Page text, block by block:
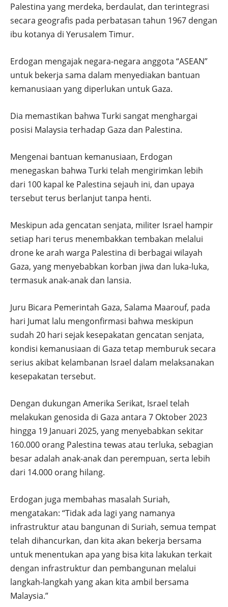
Palestina yang merdeka, berdaulat, dan terintegrasi
secara geografis pada perbatasan tahun 1967 dengan
ibu kotanya di Yerusalem Timur.
Erdogan mengajak negara-negara anggota “ASEAN”
untuk bekerja sama dalam menyediakan bantuan
kemanusiaan yang diperlukan untuk Gaza.
Dia memastikan bahwa Turki sangat menghargai
posisi Malaysia terhadap Gaza dan Palestina.
Mengenai bantuan kemanusiaan, Erdogan
menegaskan bahwa Turki telah mengirimkan lebih
dari 100 kapal ke Palestina sejauh ini, dan upaya
tersebut terus berlanjut tanpa henti.
Meskipun ada gencatan senjata, militer Israel hampir
setiap hari terus menembakkan tembakan melalui
drone ke arah warga Palestina di berbagai wilayah
Gaza, yang menyebabkan korban jiwa dan luka-luka,
termasuk anak-anak dan lansia.
Juru Bicara Pemerintah Gaza, Salama Maarouf, pada
hari Jumat lalu mengonfirmasi bahwa meskipun
sudah 20 hari sejak kesepakatan gencatan senjata,
kondisi kemanusiaan di Gaza tetap memburuk secara
serius akibat kelambanan Israel dalam melaksanakan
kesepakatan tersebut.
Dengan dukungan Amerika Serikat, Israel telah
melakukan genosida di Gaza antara 7 Oktober 2023
hingga 19 Januari 2025, yang menyebabkan sekitar
160.000 orang Palestina tewas atau terluka, sebagian
besar adalah anak-anak dan perempuan, serta lebih
dari 14.000 orang hilang.
Erdogan juga membahas masalah Suriah,
mengatakan: “Tidak ada lagi yang namanya
infrastruktur atau bangunan di Suriah, semua tempat
telah dihancurkan, dan kita akan bekerja bersama
untuk menentukan apa yang bisa kita lakukan terkait
dengan infrastruktur dan pembangunan melalui
langkah-langkah yang akan kita ambil bersama
Malaysia.”